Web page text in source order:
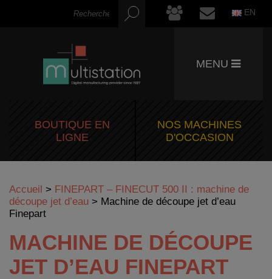
EN
MENU
BOUTIQUE EN
LIGNE
NOS MACHINES
D'OCCASION
Accueil > FINEPART – FINECUT 500 II : machine de
découpe jet d’eau > Machine de découpe jet d’eau
Finepart
MACHINE DE DÉCOUPE
JET D’EAU FINEPART